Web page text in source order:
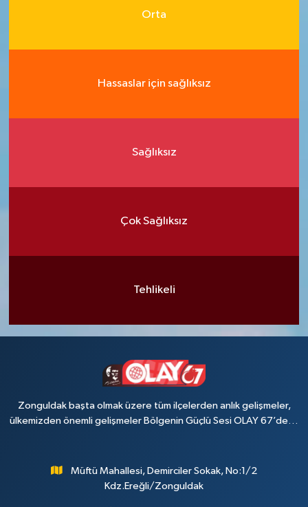
Orta
Hassaslar için sağlıksız
Sağlıksız
Çok Sağlıksız
Tehlikeli
Zonguldak başta olmak üzere tüm ilçelerden anlık gelişmeler,
ülkemizden önemli gelişmeler Bölgenin Güçlü Sesi OLAY 67’de…
Müftü Mahallesi, Demirciler Sokak, No:1/2
Kdz.Ereğli/Zonguldak